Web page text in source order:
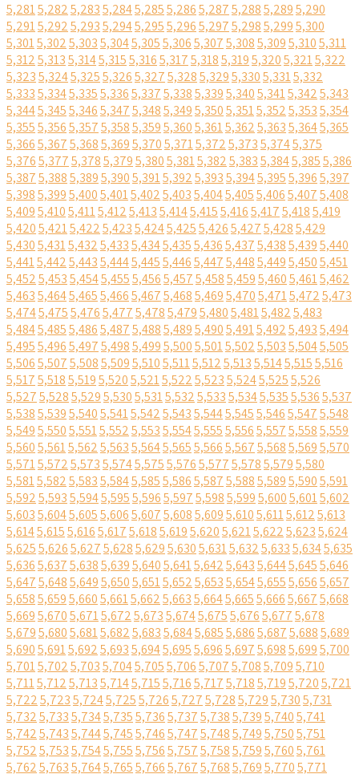
5,2815,2825,2835,2845,2855,2865,2875,2885,2895,290
5,2915,2925,2935,2945,2955,2965,2975,2985,2995,300
5,3015,3025,3035,3045,3055,3065,3075,3085,3095,3105,311
5,3125,3135,3145,3155,3165,3175,3185,3195,3205,3215,322
5,3235,3245,3255,3265,3275,3285,3295,3305,3315,332
5,3335,3345,3355,3365,3375,3385,3395,3405,3415,3425,343
5,3445,3455,3465,3475,3485,3495,3505,3515,3525,3535,354
5,3555,3565,3575,3585,3595,3605,3615,3625,3635,3645,365
5,3665,3675,3685,3695,3705,3715,3725,3735,3745,375
5,3765,3775,3785,3795,3805,3815,3825,3835,3845,3855,386
5,3875,3885,3895,3905,3915,3925,3935,3945,3955,3965,397
5,3985,3995,4005,4015,4025,4035,4045,4055,4065,4075,408
5,4095,4105,4115,4125,4135,4145,4155,4165,4175,4185,419
5,4205,4215,4225,4235,4245,4255,4265,4275,4285,429
5,4305,4315,4325,4335,4345,4355,4365,4375,4385,4395,440
5,4415,4425,4435,4445,4455,4465,4475,4485,4495,4505,451
5,4525,4535,4545,4555,4565,4575,4585,4595,4605,4615,462
5,4635,4645,4655,4665,4675,4685,4695,4705,4715,4725,473
5,4745,4755,4765,4775,4785,4795,4805,4815,4825,483
5,4845,4855,4865,4875,4885,4895,4905,4915,4925,4935,494
5,4955,4965,4975,4985,4995,5005,5015,5025,5035,5045,505
5,5065,5075,5085,5095,5105,5115,5125,5135,5145,5155,516
5,5175,5185,5195,5205,5215,5225,5235,5245,5255,526
5,5275,5285,5295,5305,5315,5325,5335,5345,5355,5365,537
5,5385,5395,5405,5415,5425,5435,5445,5455,5465,5475,548
5,5495,5505,5515,5525,5535,5545,5555,5565,5575,5585,559
5,5605,5615,5625,5635,5645,5655,5665,5675,5685,5695,570
5,5715,5725,5735,5745,5755,5765,5775,5785,5795,580
5,5815,5825,5835,5845,5855,5865,5875,5885,5895,5905,591
5,5925,5935,5945,5955,5965,5975,5985,5995,6005,6015,602
5,6035,6045,6055,6065,6075,6085,6095,6105,6115,6125,613
5,6145,6155,6165,6175,6185,6195,6205,6215,6225,6235,624
5,6255,6265,6275,6285,6295,6305,6315,6325,6335,6345,635
5,6365,6375,6385,6395,6405,6415,6425,6435,6445,6455,646
5,6475,6485,6495,6505,6515,6525,6535,6545,6555,6565,657
5,6585,6595,6605,6615,6625,6635,6645,6655,6665,6675,668
5,6695,6705,6715,6725,6735,6745,6755,6765,6775,678
5,6795,6805,6815,6825,6835,6845,6855,6865,6875,6885,689
5,6905,6915,6925,6935,6945,6955,6965,6975,6985,6995,700
5,7015,7025,7035,7045,7055,7065,7075,7085,7095,710
5,7115,7125,7135,7145,7155,7165,7175,7185,7195,7205,721
5,7225,7235,7245,7255,7265,7275,7285,7295,7305,731
5,7325,7335,7345,7355,7365,7375,7385,7395,7405,741
5,7425,7435,7445,7455,7465,7475,7485,7495,7505,751
5,7525,7535,7545,7555,7565,7575,7585,7595,7605,761
5,7625,7635,7645,7655,7665,7675,7685,7695,7705,771